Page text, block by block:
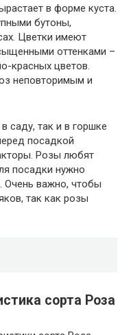
в форме куста.
бутоны,
Цветки имеют
оттенками –
красных цветов.
неповторимым и
саду, так и в горшке
посадкой
Розы любят
посадки нужно
Очень важно, чтобы
так как розы
сорта Роза